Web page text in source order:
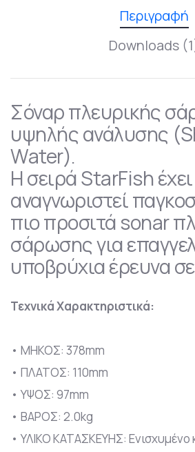
Περιγραφή
Downloads
Σόναρ πλευρικής
υψηλής ανάλυσης
Water).
Η σειρά StarFish έχει
αναγνωριστεί
πιο προσιτά sonar
σάρωσης για
υποβρύχια έρευνα
Τεχνικά Χαρακτηριστικά:
• ΜΗΚΟΣ: 378mm
• ΠΛΑΤΟΣ: 110mm
• ΥΨΟΣ: 97mm
• ΒΑΡΟΣ: 2.0kg
• ΥΛΙΚΟ ΚΑΤΑΣΚΕΥΗΣ: Ενισχυμένο